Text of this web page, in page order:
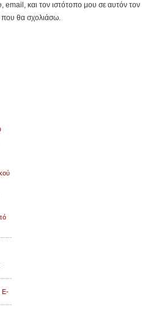
και τον ιστότοπο μου σε αυτόν τον
που θα σχολιάσω.
E-